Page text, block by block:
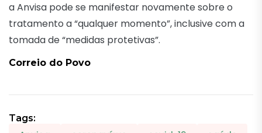
a Anvisa pode se manifestar novamente sobre o
tratamento a “qualquer momento”, inclusive com a
tomada de “medidas protetivas”.
Correio do Povo
Tags: